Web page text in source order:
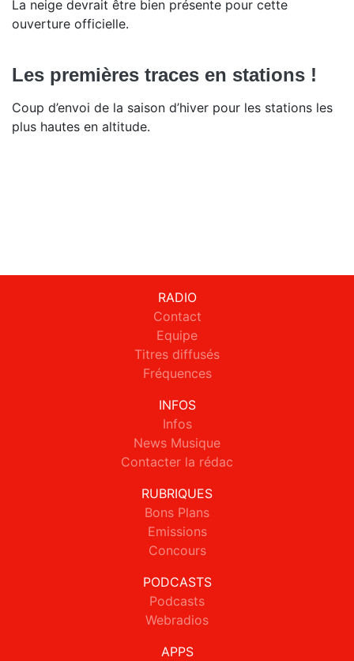
La neige devrait être bien présente pour cette
ouverture officielle.
Les premières traces en stations !
Coup d’envoi de la saison d’hiver pour les stations les
plus hautes en altitude.
RADIO
Contact
Equipe
Titres diffusés
Fréquences
INFOS
Infos
News Musique
Contacter la rédac
RUBRIQUES
Bons Plans
Emissions
Concours
PODCASTS
Podcasts
Webradios
APPS